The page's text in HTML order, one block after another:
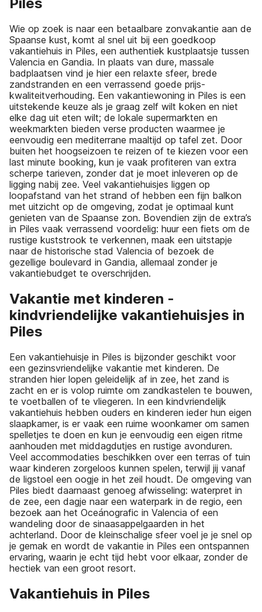
Wie op zoek is naar een betaalbare zonvakantie aan de
Spaanse kust, komt al snel uit bij een goedkoop
vakantiehuis in Piles, een authentiek kustplaatsje tussen
Valencia en Gandia. In plaats van dure, massale
badplaatsen vind je hier een relaxte sfeer, brede
zandstranden en een verrassend goede prijs-
kwaliteitverhouding. Een vakantiewoning in Piles is een
uitstekende keuze als je graag zelf wilt koken en niet
elke dag uit eten wilt; de lokale supermarkten en
weekmarkten bieden verse producten waarmee je
eenvoudig een mediterrane maaltijd op tafel zet. Door
buiten het hoogseizoen te reizen of te kiezen voor een
last minute booking, kun je vaak profiteren van extra
scherpe tarieven, zonder dat je moet inleveren op de
ligging nabij zee. Veel vakantiehuisjes liggen op
loopafstand van het strand of hebben een fijn balkon
met uitzicht op de omgeving, zodat je optimaal kunt
genieten van de Spaanse zon. Bovendien zijn de extra’s
in Piles vaak verrassend voordelig: huur een fiets om de
rustige kuststrook te verkennen, maak een uitstapje
naar de historische stad Valencia of bezoek de
gezellige boulevard in Gandia, allemaal zonder je
vakantiebudget te overschrijden.
Vakantie met kinderen -
kindvriendelijke vakantiehuisjes in
Piles
Een vakantiehuisje in Piles is bijzonder geschikt voor
een gezinsvriendelijke vakantie met kinderen. De
stranden hier lopen geleidelijk af in zee, het zand is
zacht en er is volop ruimte om zandkastelen te bouwen,
te voetballen of te vliegeren. In een kindvriendelijk
vakantiehuis hebben ouders en kinderen ieder hun eigen
slaapkamer, is er vaak een ruime woonkamer om samen
spelletjes te doen en kun je eenvoudig een eigen ritme
aanhouden met middagdutjes en rustige avonduren.
Veel accommodaties beschikken over een terras of tuin
waar kinderen zorgeloos kunnen spelen, terwijl jij vanaf
de ligstoel een oogje in het zeil houdt. De omgeving van
Piles biedt daarnaast genoeg afwisseling: waterpret in
de zee, een dagje naar een waterpark in de regio, een
bezoek aan het Oceánografic in Valencia of een
wandeling door de sinaasappelgaarden in het
achterland. Door de kleinschalige sfeer voel je je snel op
je gemak en wordt de vakantie in Piles een ontspannen
ervaring, waarin je echt tijd hebt voor elkaar, zonder de
hectiek van een groot resort.
Vakantiehuis in Piles